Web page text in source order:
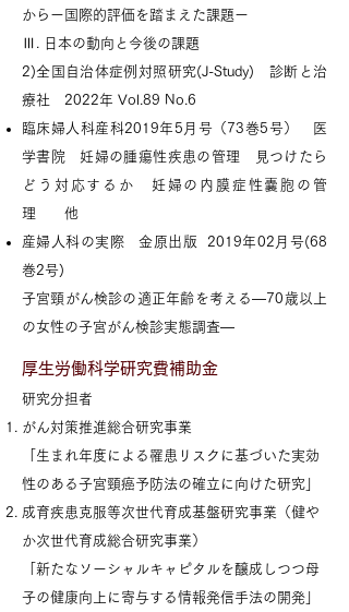
からー国際的評価を踏まえた課題ー
Ⅲ. 日本の動向と今後の課題
2)全国自治体症例対照研究(J-Study) 診断と治
療社 2022年 Vol.89 No.6
臨床婦人科産科2019年5月号（73巻5号） 医
学書院 妊婦の腫瘍性疾患の管理 見つけたら
どう対応するか 妊婦の内膜症性嚢胞の管
理 他
産婦人科の実際 金原出版 2019年02月号(68
巻2号)
子宮頸がん検診の適正年齢を考える―70歳以上
の女性の子宮がん検診実態調査―
厚生労働科学研究費補助金
研究分担者
がん対策推進総合研究事業
「生まれ年度による罹患リスクに基づいた実効
性のある子宮頸癌予防法の確立に向けた研究」
成育疾患克服等次世代育成基盤研究事業（健や
か次世代育成総合研究事業）
「新たなソーシャルキャピタルを醸成しつつ母
子の健康向上に寄与する情報発信手法の開発」